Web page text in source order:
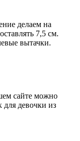
делаем на
7,5 см.
вытачки.
сайте можно
девочки из